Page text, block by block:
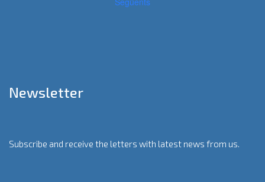
Newsletter
Subscribe and receive the letters with latest news from us.